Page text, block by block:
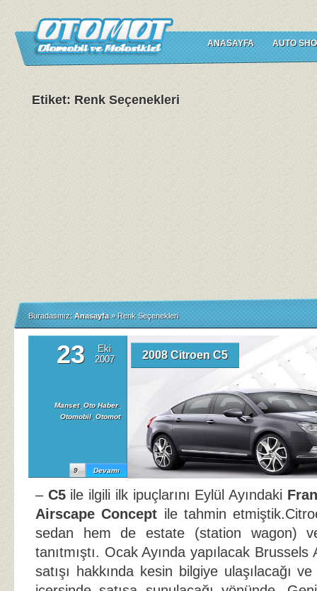
ANASAYFA AUTO
Etiket: Renk Seçenekleri
Buradasınız: Anasayfa » Renk Seçenekleri
23
Eki
2007
Manset, Oto Haber,
Otomobil, Otomot
Devamı
9
2008 Citroen C5
– C5ile ilgili ilk ipuçlarını Eylül Ayındaki
Airscape Concept ile tahmin
sedan hem de estate (station wagon)
tanıtmıştı. Ocak Ayında yapılacak Brussels
satışı hakkında kesin bilgiye ulaşılacağı